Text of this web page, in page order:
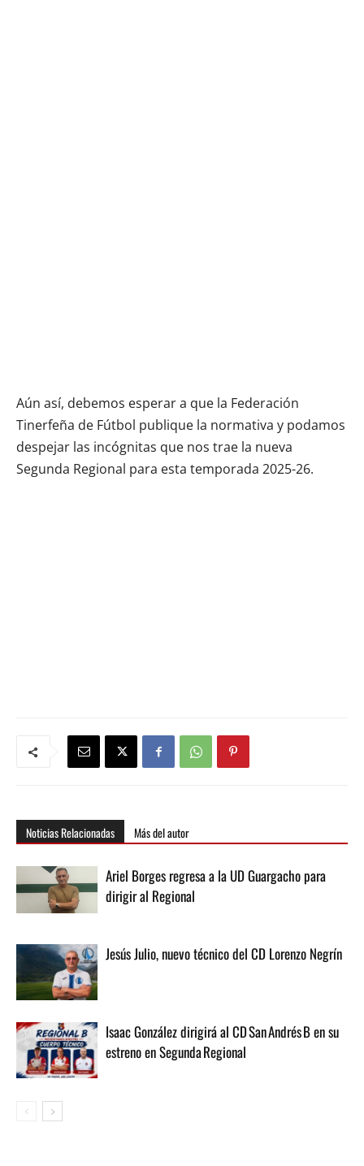
Aún así, debemos esperar a que la Federación
Tinerfeña de Fútbol publique la normativa y podamos
despejar las incógnitas que nos trae la nueva
Segunda Regional para esta temporada 2025-26.
Noticias Relacionadas Más del autor
Ariel Borges regresa a la UD Guargacho para
dirigir al Regional
Jesús Julio, nuevo técnico del CD Lorenzo Negrín
Isaac González dirigirá al CD San Andrés B en su
estreno en Segunda Regional